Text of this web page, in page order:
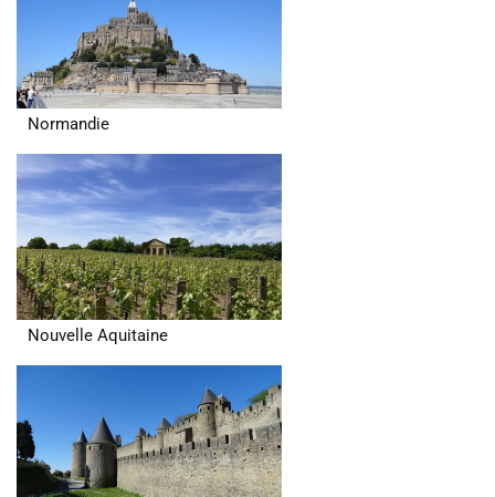
Normandie
Nouvelle Aquitaine